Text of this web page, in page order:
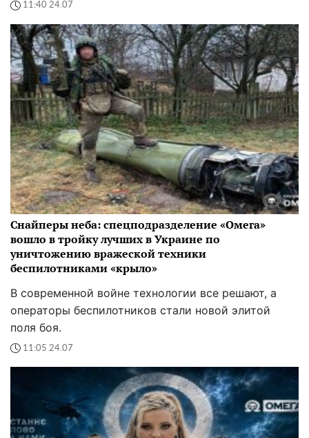
11:40 24.07
Снайперы неба: спецподразделение «Омега»
вошло в тройку лучших в Украине по
уничтожению вражеской техники
беспилотниками «крыло»
В современной войне технологии все решают, а
операторы беспилотников стали новой элитой
поля боя.
11:05 24.07